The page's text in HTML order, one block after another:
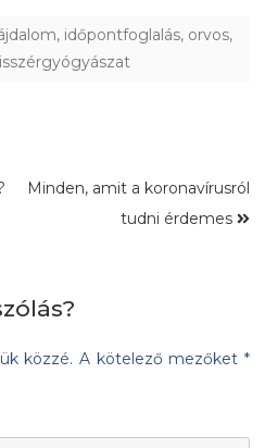
, időpontfoglalás, orvos,
Minden, amit a koronavírusról
tudni érdemes
közzé. A kötelező mezőket*